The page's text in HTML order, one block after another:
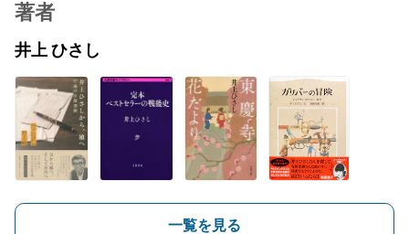
著者
井上 ひさし
一覧を見る